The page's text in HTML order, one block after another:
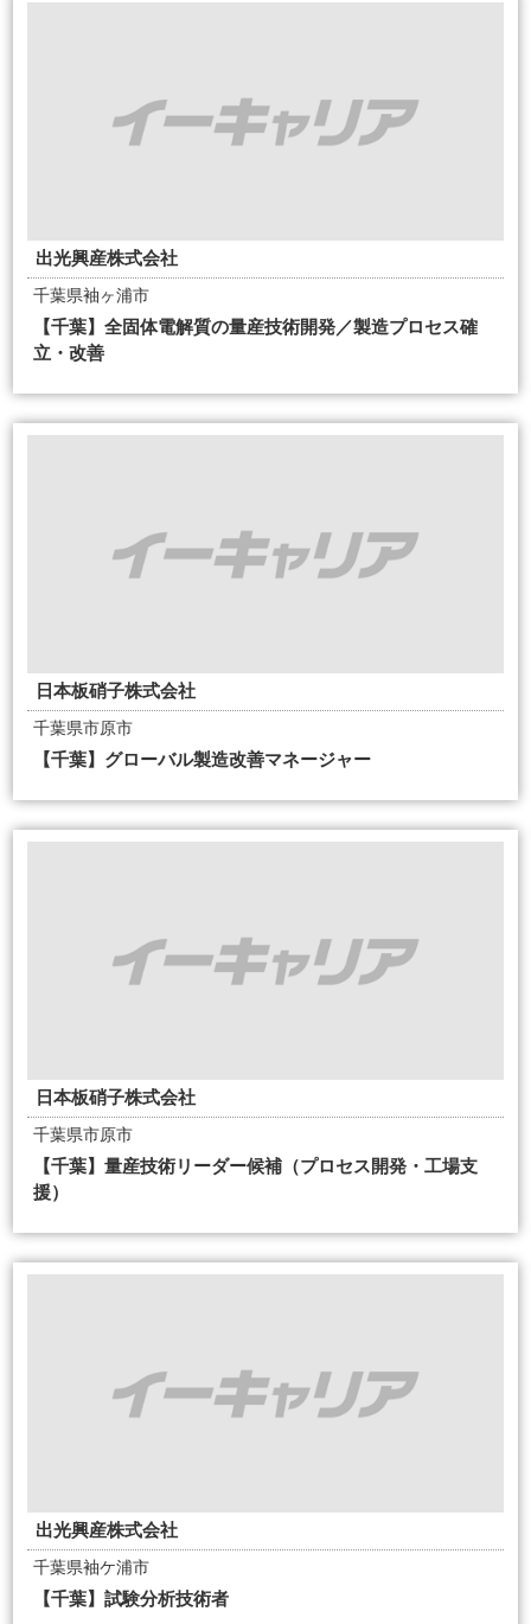
出光興産株式会社
千葉県袖ヶ浦市
【千葉】全固体電解質の量産技術開発／製造プロセス確
立・改善
日本板硝子株式会社
千葉県市原市
【千葉】グローバル製造改善マネージャー
日本板硝子株式会社
千葉県市原市
【千葉】量産技術リーダー候補（プロセス開発・工場支
援）
出光興産株式会社
千葉県袖ケ浦市
【千葉】試験分析技術者